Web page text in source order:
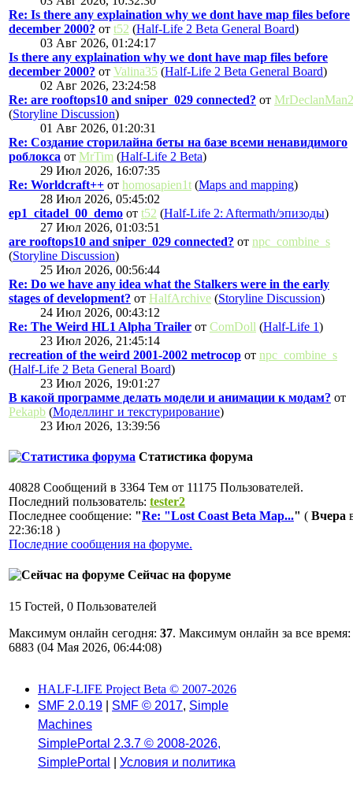
Re: Is there any explaination why we dont have map files before
december 2000? от t52 (Half-Life 2 Beta General Board)
03 Авг 2026, 01:24:17
Is there any explaination why we dont have map files before
december 2000? от Valina35 (Half-Life 2 Beta General Board)
02 Авг 2026, 23:24:58
Re: are rooftops10 and sniper_029 connected? от MrDeclanMan2
(Storyline Discussion)
01 Авг 2026, 01:20:31
Re: Создание сторилайна беты на базе всеми ненавидимого
роблокса от MrTim (Half-Life 2 Beta)
29 Июл 2026, 16:07:35
Re: Worldcraft++ от homosapien1t (Maps and mapping)
28 Июл 2026, 05:45:02
ep1_citadel_00_demo от t52 (Half-Life 2: Aftermath/эпизоды)
27 Июл 2026, 01:03:51
are rooftops10 and sniper_029 connected? от npc_combine_s
(Storyline Discussion)
25 Июл 2026, 00:56:44
Re: Do we have any idea what the Stalkers were in the early
stages of development? от HalfArchive (Storyline Discussion)
24 Июл 2026, 00:43:12
Re: The Weird HL1 Alpha Trailer от ComDoll (Half-Life 1)
23 Июл 2026, 21:45:14
recreation of the weird 2001-2002 metrocop от npc_combine_s
(Half-Life 2 Beta General Board)
23 Июл 2026, 19:01:27
В какой программе делать модели и анимации к модам? от
Pekapb (Моделлинг и текстурирование)
23 Июл 2026, 13:39:56
Статистика форума
40828 Сообщений в 3364 Тем от 11175 Пользователей.
Последний пользователь: tester2
Последнее сообщение: "Re: "Lost Coast Beta Map..." ( Вчера
22:36:18 )
Последние сообщения на форуме.
Сейчас на форуме
15 Гостей, 0 Пользователей
Максимум онлайн сегодня: 37. Максимум онлайн за все время:
6883 (04 Мая 2026, 06:44:08)
HALF-LIFE Project Beta © 2007-2026
SMF 2.0.19
SMF © 2017, Simple
Machines
SimplePortal 2.3.7 © 2008-2026,
SimplePortal
Условия и политика